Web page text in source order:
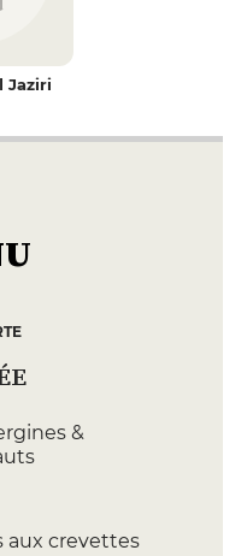
Jaziri
&
aux crevettes